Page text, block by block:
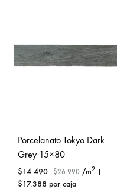
Porcelanato Tokyo Dark
Grey 15×80
$14.490 $26.990 /m2 |
$17.388 por caja